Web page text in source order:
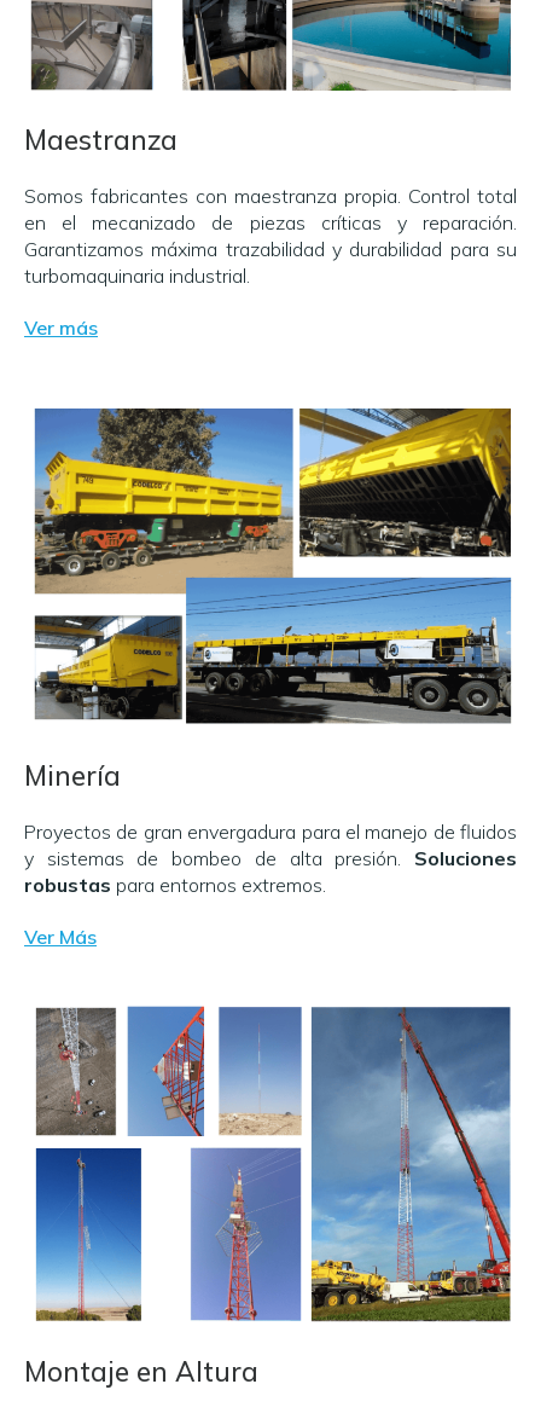
Maestranza
Somos fabricantes con maestranza propia. Control total
en el mecanizado de piezas críticas y reparación.
Garantizamos máxima trazabilidad y durabilidad para su
turbomaquinaria industrial.
Ver más
Minería
Proyectos de gran envergadura para el manejo de fluidos
y sistemas de bombeo de alta presión. Soluciones
robustas para entornos extremos.
Ver Más
Montaje en Altura